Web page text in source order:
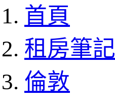
首頁
租房筆記
倫敦